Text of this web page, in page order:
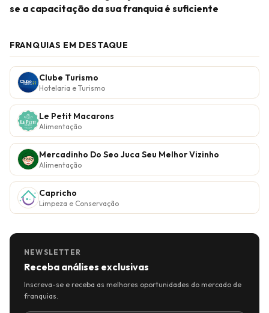
se a capacitação da sua franquia é suficiente
FRANQUIAS EM DESTAQUE
Clube Turismo
Hotelaria e Turismo
Le Petit Macarons
Alimentação
Mercadinho Do Seo Juca Seu Melhor Vizinho
Alimentação
Capricho
Limpeza e Conservação
NEWSLETTER
Receba análises exclusivas
Inscreva-se e receba as melhores oportunidades do mercado de
franquias.